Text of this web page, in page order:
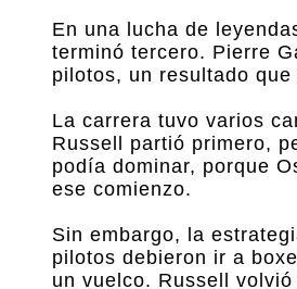
En una lucha de
terminó tercero. Pierre
pilotos, un resultado
La carrera tuvo varios
Russell partió primero,
podía dominar, porque
ese comienzo.
Sin embargo, la
pilotos debieron ir a
un vuelco. Russell